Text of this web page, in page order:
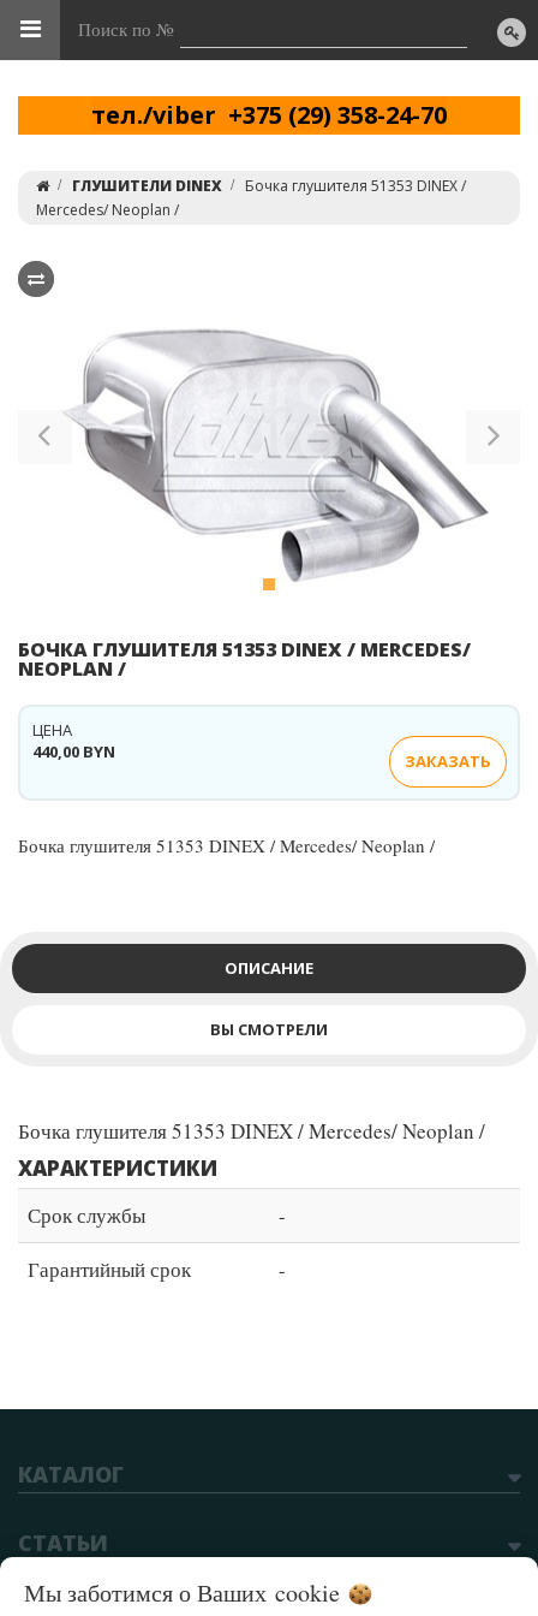
Поиск по №
тел./viber +375 (29) 358-24-70
ГЛУШИТЕЛИ DINEX
Бочка глушителя 51353 DINEX /
Mercedes/ Neoplan /
Previous
БОЧКА ГЛУШИТЕЛЯ 51353 DINEX / MERCEDES/
NEOPLAN /
440,00 BYN
ЦЕНА
ЗАКАЗАТЬ
Бочка глушителя 51353 DINEX / Mercedes/ Neoplan /
ОПИСАНИЕ
ВЫ СМОТРЕЛИ
Бочка глушителя 51353 DINEX / Mercedes/ Neoplan /
ХАРАКТЕРИСТИКИ
Срок службы
-
Гарантийный срок
-
КАТАЛОГ
СТАТЬИ
Мы заботимся о Ваших cookie